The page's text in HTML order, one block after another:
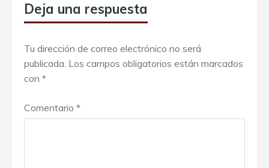
Deja una respuesta
Tu dirección de correo electrónico no será
publicada. Los campos obligatorios están marcados
con *
Comentario *